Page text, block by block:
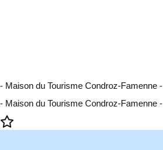
- Maison du Tourisme Condroz-Famenne -
- Maison du Tourisme Condroz-Famenne -